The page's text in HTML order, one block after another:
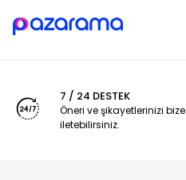
7 / 24 DESTEK
Öneri ve şikayetlerinizi bize
iletebilirsiniz.